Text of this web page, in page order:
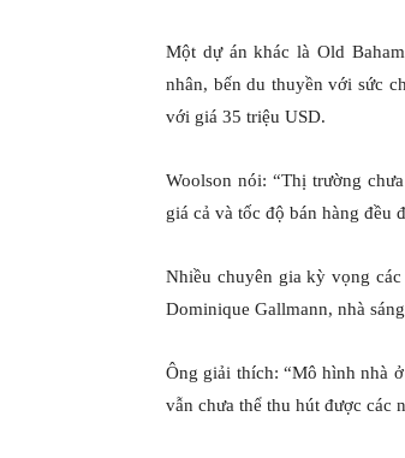
Một dự án khác là Old
nhân, bến du thuyền với sức
với giá 35 triệu USD.
Woolson nói: “Thị trường
giá cả và tốc độ bán hàng đều
Nhiều chuyên gia kỳ vọng
Dominique Gallmann, nhà
Ông giải thích: “Mô hình nhà
vẫn chưa thể thu hút được các